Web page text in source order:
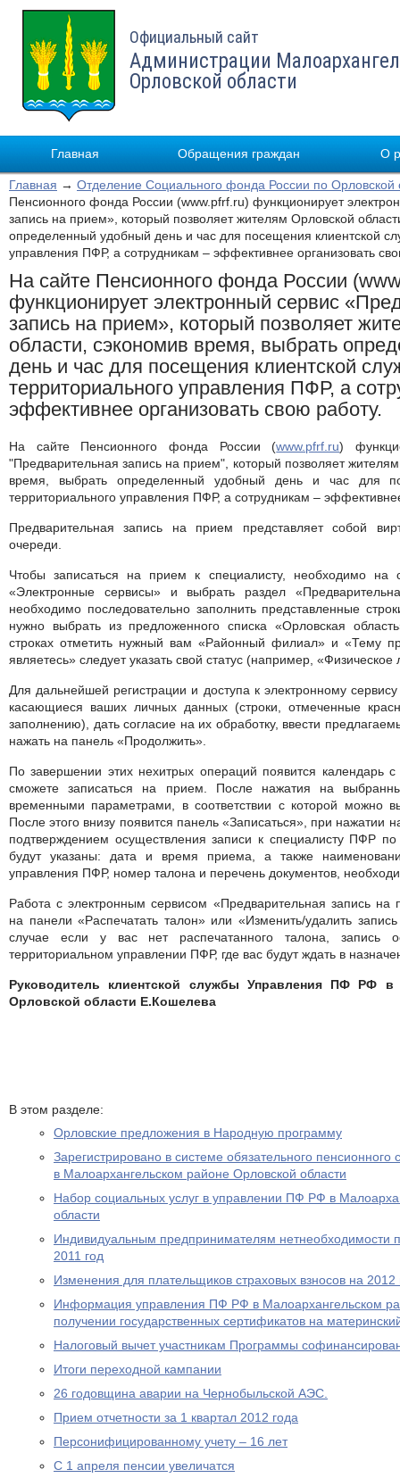
Официальный сайт
Администрации
Орловской области
Главная Обращения граждан О
Главная → Отделение Социального фонда России по Орловской
Пенсионного фонда России (www.pfrf.ru) функционирует
запись на прием», который позволяет жителям Орловской
определенный удобный день и час для посещения клиентской
управления ПФР, а сотрудникам – эффективнее организовать
На сайте Пенсионного фонда России
функционирует электронный сервис
запись на прием», который позволяет
области, сэкономив время, выбрать
день и час для посещения клиентской
территориального управления ПФР, а
эффективнее организовать свою работу.
На сайте Пенсионного фонда России (www.pfrf.ru)
"Предварительная запись на прием", который позволяет
время, выбрать определенный удобный день и час для
территориального управления ПФР, а сотрудникам –
Предварительная запись на прием представляет собой
очереди.
Чтобы записаться на прием к специалисту, необходимо
«Электронные сервисы»и выбрать раздел
необходимо последовательно заполнить представленные
нужно выбрать из предложенного списка «Орловская
строках отметить нужный вам«Районный филиал» и«Тему
являетесь» следует указать свой статус (например, «Физическое
Для дальнейшей регистрации и доступа к электронному
касающиеся ваших личных данных (строки, отмеченные
заполнению), дать согласие на их обработку, ввести
нажать на панель «Продолжить».
По завершении этих нехитрых операций появится календарь
сможете записаться на прием. После нажатия на
временными параметрами, в соответствии с которой можно
После этого внизу появится панель «Записаться», при нажатии
подтверждением осуществления записи к специалисту ПФР
будут указаны: дата и время приема, а также
управления ПФР, номер талона и перечень документов,
Работа с электронным сервисом «Предварительная запись
на панели«Распечатать талон» или «Изменить/удалить
случае если у вас нет распечатанного талона, запись
территориальном управлении ПФР, где вас будут ждать в
Руководитель клиентской службы Управления ПФ РФ в
Орловской области Е.Кошелева
В этом разделе:
Орловские предложения в Народную программу
Зарегистрировано в системе обязательного
в Малоархангельском районе Орловской области
Набор социальных услуг в управлении ПФ РФ в
области
Индивидуальным предпринимателям нетнеобходимости
2011 год
Изменения для плательщиков страховых взносов на 2012
Информация управления ПФ РФ в Малоархангельском
получении государственных сертификатов на
Налоговый вычет участникам Программы
Итоги переходной кампании
26 годовщина аварии на Чернобыльской АЭС.
Прием отчетности за 1 квартал 2012 года
Персонифицированному учету – 16 лет
С 1 апреля пенсии увеличатся